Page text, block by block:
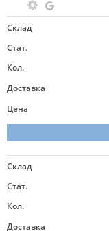
Склад
Стат.
Кол.
Доставка
Цена
Склад
Стат.
Кол.
Доставка